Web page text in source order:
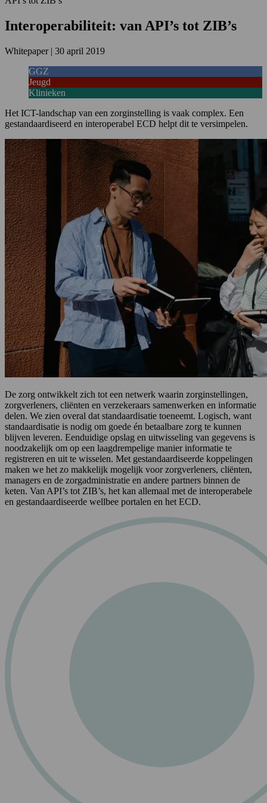
Interoperabiliteit: van API’s tot ZIB’s
Whitepaper | 30 april 2019
GGZ
Jeugd
Klinieken
Het ICT-landschap van een zorginstelling is vaak complex. Een
gestandaardiseerd en interoperabel ECD helpt dit te versimpelen.
De zorg ontwikkelt zich tot een netwerk waarin zorginstellingen,
zorgverleners, cliënten en verzekeraars samenwerken en informatie
delen. We zien overal dat standaardisatie toeneemt. Logisch, want
standaardisatie is nodig om goede én betaalbare zorg te kunnen
blijven leveren. Eenduidige opslag en uitwisseling van gegevens is
noodzakelijk om op een laagdrempelige manier informatie te
registreren en uit te wisselen. Met gestandaardiseerde koppelingen
maken we het zo makkelijk mogelijk voor zorgverleners, cliënten,
managers en de zorgadministratie en andere partners binnen de
keten. Van API’s tot ZIB’s, het kan allemaal met de interoperabele
en gestandaardiseerde wellbee portalen en het ECD.